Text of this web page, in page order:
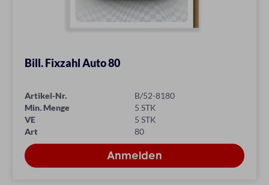
Bill. Fixzahl Auto 80
Artikel-Nr.
B/52-8180
Min. Menge
5 STK
VE
5 STK
Art
80